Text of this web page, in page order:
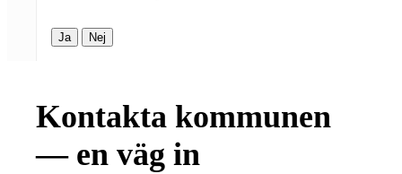
Ja Nej
Kontakta kommunen
— en väg in